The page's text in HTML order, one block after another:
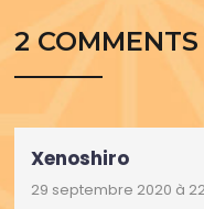
2 COMMENTS
Xenoshiro
29 septembre 2020 à